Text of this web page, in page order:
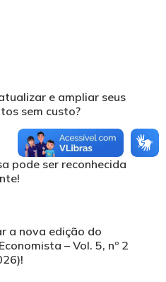
e ampliar seus
sem custo?
pode ser reconhecida
a nova edição do
– Vol. 5, nº 2